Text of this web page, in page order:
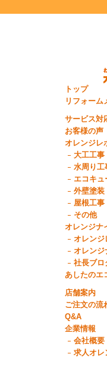
トップ
リフォーム
サービス対
お客様の声
オレンジレ
大工工事
水周り工
エコキュ
外壁塗装
屋根工事
その他
オレンジナ
オレンジ
オレンジ
社長ブロ
あしたのエ
店舗案内
ご注文の流
Q&A
企業情報
会社概要
求人オレ